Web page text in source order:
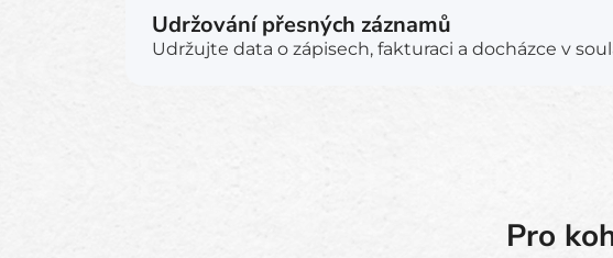
Udržování přesných záznamů
Udržujte data o zápisech, fakturaci a docházce v
Pro